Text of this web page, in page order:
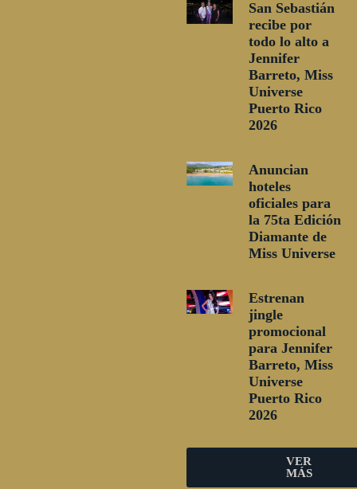
San Sebastián
recibe por
todo lo alto a
Jennifer
Barreto, Miss
Universe
Puerto Rico
2026
Anuncian
hoteles
oficiales para
la 75ta Edición
Diamante de
Miss Universe
Estrenan
jingle
promocional
para Jennifer
Barreto, Miss
Universe
Puerto Rico
2026
VER
MÁS